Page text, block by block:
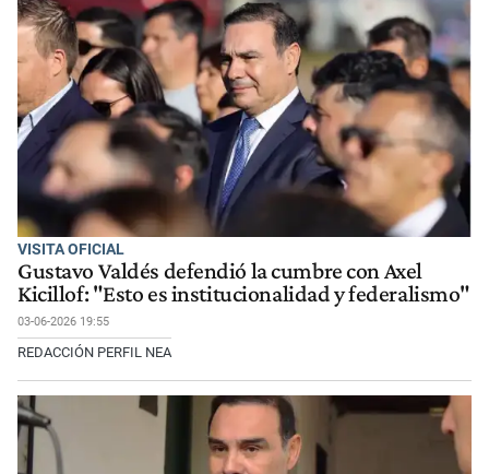
VISITA OFICIAL
Gustavo Valdés defendió la cumbre con Axel
Kicillof: "Esto es institucionalidad y federalismo"
03-06-2026 19:55
REDACCIÓN PERFIL NEA